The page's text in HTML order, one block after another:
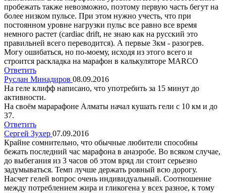
пробежать также невозможно, поэтому первую часть бегут на
более низком пульсе. При этом нужно учесть, что при
постоянном уровне нагрузки пульс все равно все время
немного растет (cardiac drift, не знаю как на русский это
правильней всего переводится). А первые 3км - разогрев.
Могу ошибаться, но по-моему, исходя из этого всего и
строится раскладка на марафон в калькуляторе MARCO
Ответить
Руслан Минадиров 08.09.2016
На геле клифф написано, что употребить за 15 минут до
активности.
На своём марарафоне Алматы начал кушать гели с 10 км и до
37.
Ответить
Сергей Зухер 07.09.2016
Крайне сомнительно, что обычные любители способны
бежать последний час марафона в анаэробе. Во всяком случае,
до выбегания из 3 часов об этом вряд ли стоит серьезно
задумываться. Темп лучше держать ровный всю дорогу.
Насчет гелей вопрос очень индивидуальный. Соотношение
между потреблением жира и гликогена у всех разное, к тому